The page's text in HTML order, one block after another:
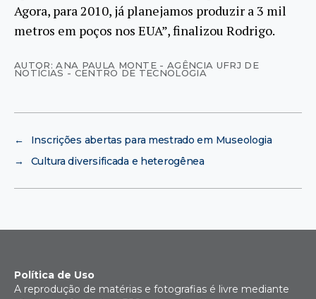
Agora, para 2010, já planejamos produzir a 3 mil
metros em poços nos EUA”, finalizou Rodrigo.
AUTOR: ANA PAULA MONTE - AGÊNCIA UFRJ DE
NOTÍCIAS - CENTRO DE TECNOLOGIA
←
Inscrições abertas para mestrado em Museologia
→
Cultura diversificada e heterogênea
Política de Uso
A reprodução de matérias e fotografias é livre mediante